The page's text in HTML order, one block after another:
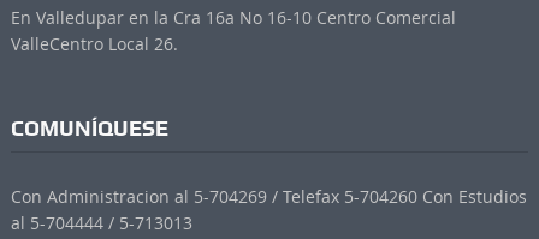
En Valledupar en la Cra 16a No 16-10 Centro Comercial
ValleCentro Local 26.
COMUNÍQUESE
Con Administracion al 5-704269 / Telefax 5-704260 Con Estudios
al 5-704444 / 5-713013